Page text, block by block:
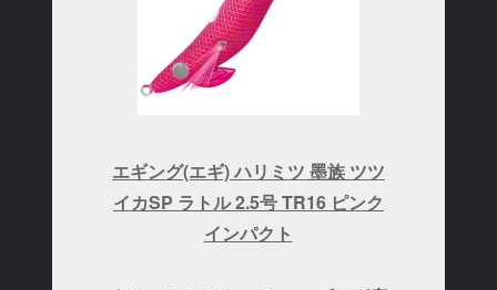
エギング(エギ) ハリミツ 墨族 ツツ
イカSP ラトル 2.5号 TR16 ピンク
インパクト